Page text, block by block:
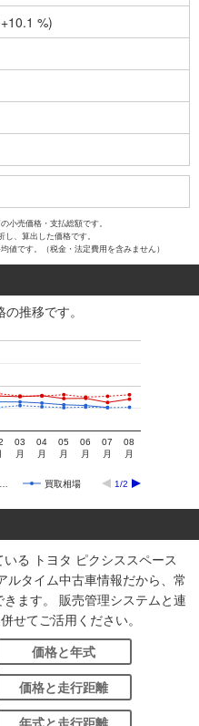
%)
小売価格・支払総額です。
、算出した価格です。
値です。（税金・法定費用を含みません）
推移です。
買取相場 1/2
03
月
04
月
05
月
06
月
07
月
08
月
いる トヨタ ピクシススペース
タイム中古車情報だから、常
ます。 販売管理システムと連
せてご活用ください。
価格と年式
価格と走行距離
年式と走行距離